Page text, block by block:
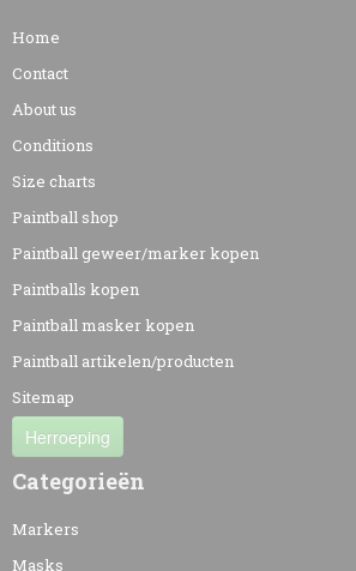
Home
Contact
About us
Conditions
Size charts
Paintball shop
Paintball geweer/marker kopen
Paintballs kopen
Paintball masker kopen
Paintball artikelen/producten
Sitemap
Herroeping
Categorieën
Markers
Masks